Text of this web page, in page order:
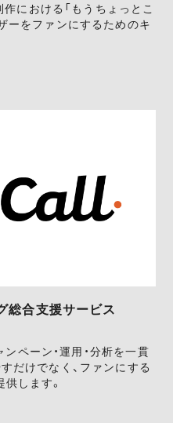
作における「もうちょっとこ
ーをファンにするためのキ
総合支援サービス
ンペーン・運用・分析を一貫
だけでなく、ファンにする
します。